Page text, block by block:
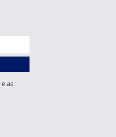
e as